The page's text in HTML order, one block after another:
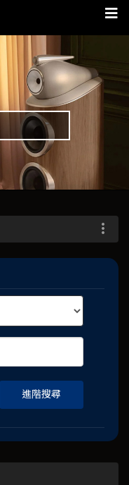
進階搜尋